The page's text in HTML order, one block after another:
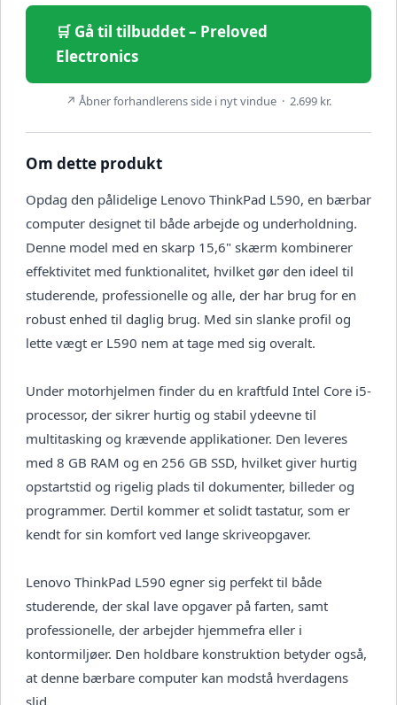
🛒 Gå til tilbuddet – Preloved
Electronics
↗ Åbner forhandlerens side i nyt vindue · 2.699 kr.
Om dette produkt
Opdag den pålidelige Lenovo ThinkPad L590, en bærbar
computer designet til både arbejde og underholdning.
Denne model med en skarp 15,6" skærm kombinerer
effektivitet med funktionalitet, hvilket gør den ideel til
studerende, professionelle og alle, der har brug for en
robust enhed til daglig brug. Med sin slanke profil og
lette vægt er L590 nem at tage med sig overalt.
Under motorhjelmen finder du en kraftfuld Intel Core i5-
processor, der sikrer hurtig og stabil ydeevne til
multitasking og krævende applikationer. Den leveres
med 8 GB RAM og en 256 GB SSD, hvilket giver hurtig
opstartstid og rigelig plads til dokumenter, billeder og
programmer. Dertil kommer et solidt tastatur, som er
kendt for sin komfort ved lange skriveopgaver.
Lenovo ThinkPad L590 egner sig perfekt til både
studerende, der skal lave opgaver på farten, samt
professionelle, der arbejder hjemmefra eller i
kontormiljøer. Den holdbare konstruktion betyder også,
at denne bærbare computer kan modstå hverdagens